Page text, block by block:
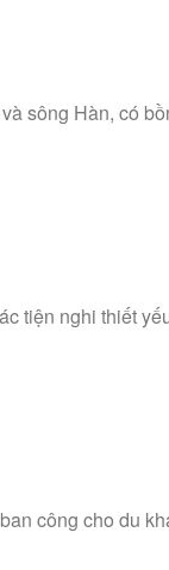
sông Hàn, có
tiện nghi thiết
công cho du